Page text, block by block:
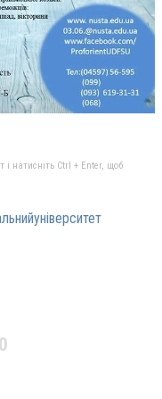
і натисніть Ctrl + Enter, щоб